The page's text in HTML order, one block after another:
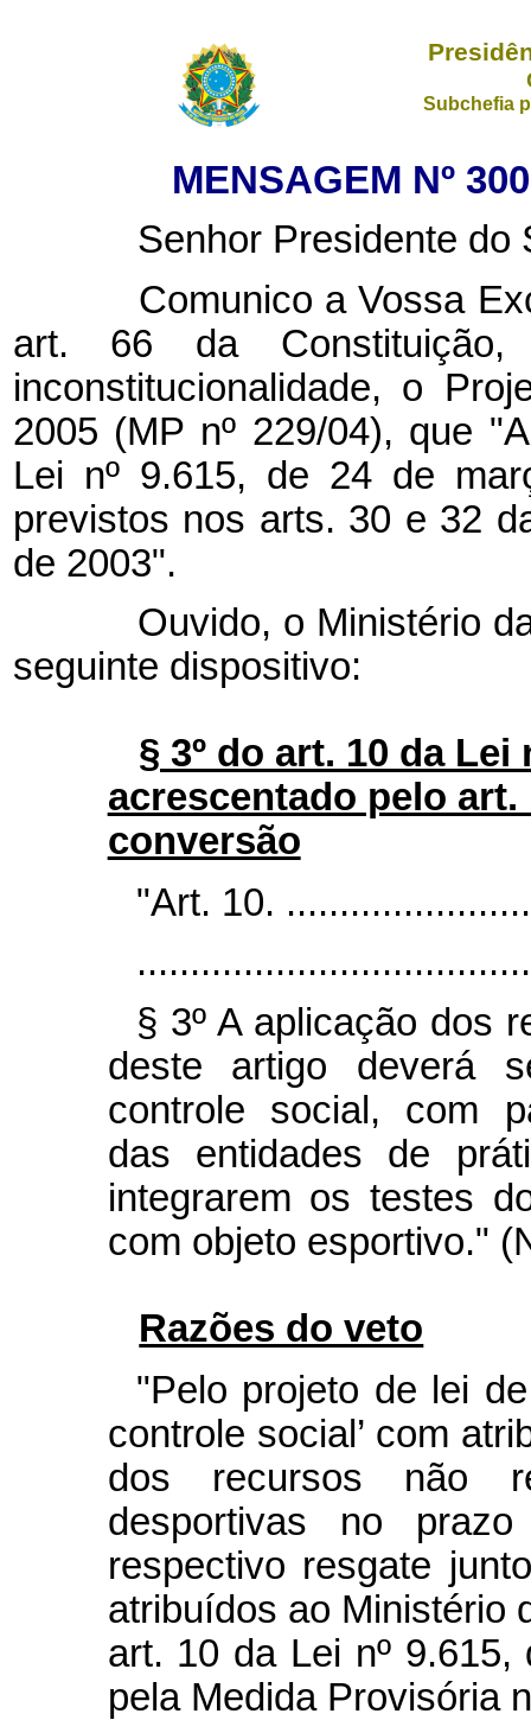
Subchefia
MENSAGEM Nº
Senhor Presidente do
Comunico a Vossa
art. 66 da Constituição,
inconstitucionalidade, o
2005 (MP nº 229/04), que
Lei nº 9.615, de 24 de
previstos nos arts. 30 e 32
de 2003".
Ouvido, o Ministério da
seguinte dispositivo:
§ 3º do art. 10 da Lei
acrescentado pelo art.
conversão
"Art. 10.
§ 3º A aplicação dos
deste artigo deverá
controle social, com
das entidades de
integrarem os testes
com objeto esportivo."
Razões do veto
"Pelo projeto de lei
controle social’ com
dos recursos não
desportivas no
respectivo resgate
atribuídos ao Ministério
art. 10 da Lei nº
pela Medida Provisória